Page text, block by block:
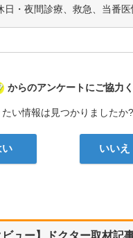
日・夜間診療、救急、当番医
病院なび
からのアンケートにご協力く
たい情報は見つかりましたか?
い いいえ
ビュー】ドクター取材記